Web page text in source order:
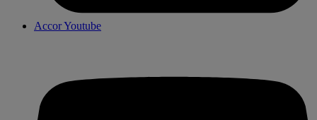
Accor Youtube